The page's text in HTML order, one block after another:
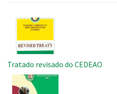
Imagem
Tratado revisado do CEDEAO
Imagem